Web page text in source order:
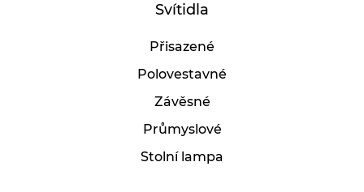
Svítidla
Přisazené
Polovestavné
Závěsné
Průmyslové
Stolní lampa